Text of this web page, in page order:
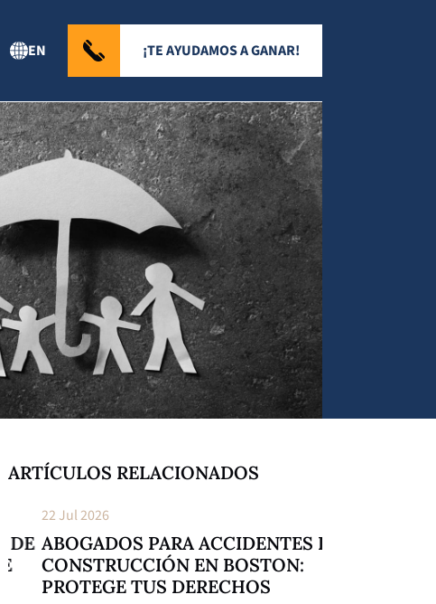
EN ¡TE AYUDAMOS A GANAR!
ARTÍCULOS RELACIONADOS
22 Jul 2026
ABOGADOS PARA ACCIDENTES DE
CONSTRUCCIÓN EN BOSTON:
PROTEGE TUS DERECHOS